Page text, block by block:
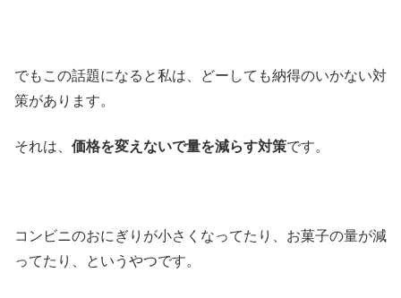
でもこの話題になると私は、どーしても納得のいかない対
策があります。
それは、 価格を変えないで量を減らす対策です。
コンビニのおにぎりが小さくなってたり、お菓子の量が減
ってたり、というやつです。